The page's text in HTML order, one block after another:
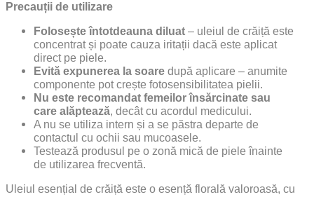
Precauții de utilizare
Folosește întotdeauna diluat – uleiul de crăiță este
concentrat și poate cauza iritații dacă este aplicat
direct pe piele.
Evită expunerea la soare după aplicare – anumite
componente pot crește fotosensibilitatea pielii.
Nu este recomandat femeilor însărcinate sau
care alăptează, decât cu acordul medicului.
A nu se utiliza intern și a se păstra departe de
contactul cu ochii sau mucoasele.
Testează produsul pe o zonă mică de piele înainte
de utilizarea frecventă.
Uleiul esențial de crăiță este o esență florală valoroasă, cu